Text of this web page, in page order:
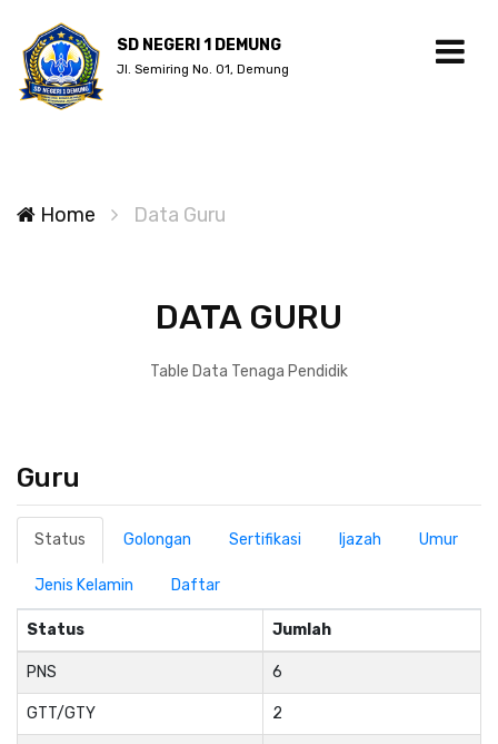
SD NEGERI 1 DEMUNG
Jl. Semiring No. 01, Demung
Home Data Guru
DATA GURU
Table Data Tenaga Pendidik
Guru
Status Golongan Sertifikasi Ijazah Umur
Jenis Kelamin Daftar
Status Jumlah
PNS 6
GTT/GTY 2